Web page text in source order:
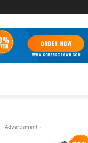
- Advertisment -